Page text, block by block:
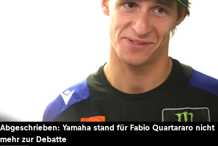
Abgeschrieben: Yamaha stand für Fabio Quartararo nicht
mehr zur Debatte